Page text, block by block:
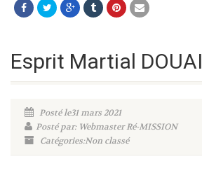
Esprit Martial DOUAI
Posté le31 mars 2021
Posté par: Webmaster Ré-MISSION
Catégories:Non classé